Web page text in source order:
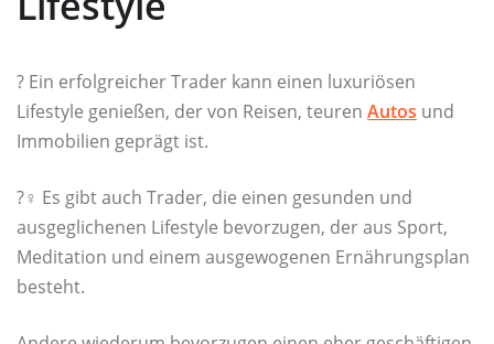
?️ Ein erfolgreicher Trader kann einen luxuriösen
Lifestyle genießen, der von Reisen, teuren Autos und
Immobilien geprägt ist.
?‍♀️ Es gibt auch Trader, die einen gesunden und
ausgeglichenen Lifestyle bevorzugen, der aus Sport,
Meditation und einem ausgewogenen Ernährungsplan
besteht.